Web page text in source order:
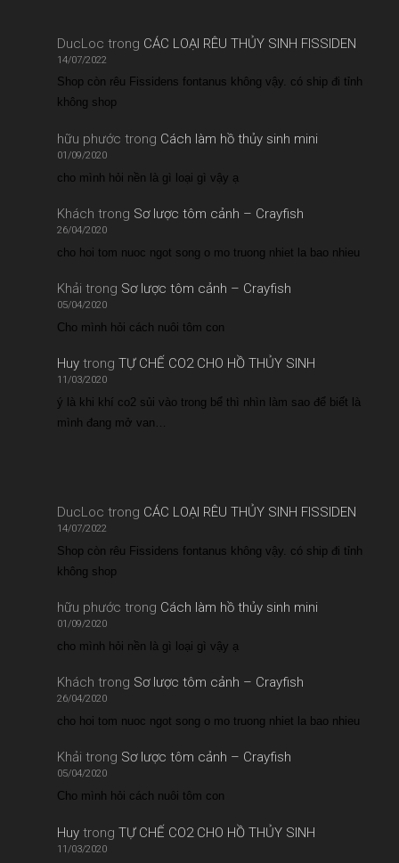
DucLoc trong CÁC LOẠI RÊU THỦY SINH FISSIDEN
14/07/2022
Shop còn rêu Fissidens fontanus không vậy. có ship đi tỉnh
không shop
hữu phước trong Cách làm hồ thủy sinh mini
01/09/2020
cho mình hỏi nền là gì loại gì vậy ạ
Khách trong Sơ lược tôm cảnh – Crayfish
26/04/2020
cho hoi tom nuoc ngot song o mo truong nhiet la bao nhieu
Khải trong Sơ lược tôm cảnh – Crayfish
05/04/2020
Cho mình hỏi cách nuôi tôm con
Huytrong TỰ CHẾ CO2 CHO HỒ THỦY SINH
11/03/2020
ý là khi khí co2 sủi vào trong bể thì nhìn làm sao để biết là
mình đang mở van…
DucLoc trong CÁC LOẠI RÊU THỦY SINH FISSIDEN
14/07/2022
Shop còn rêu Fissidens fontanus không vậy. có ship đi tỉnh
không shop
hữu phước trong Cách làm hồ thủy sinh mini
01/09/2020
cho mình hỏi nền là gì loại gì vậy ạ
Khách trong Sơ lược tôm cảnh – Crayfish
26/04/2020
cho hoi tom nuoc ngot song o mo truong nhiet la bao nhieu
Khải trong Sơ lược tôm cảnh – Crayfish
05/04/2020
Cho mình hỏi cách nuôi tôm con
Huytrong TỰ CHẾ CO2 CHO HỒ THỦY SINH
11/03/2020